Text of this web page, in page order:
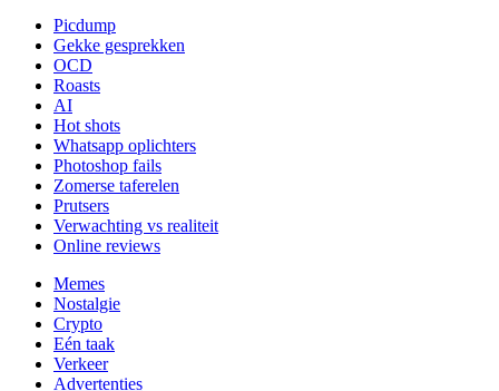
Picdump
Gekke gesprekken
OCD
Roasts
AI
Hot shots
Whatsapp oplichters
Photoshop fails
Zomerse taferelen
Prutsers
Verwachting vs realiteit
Online reviews
Memes
Nostalgie
Crypto
Eén taak
Verkeer
Advertenties